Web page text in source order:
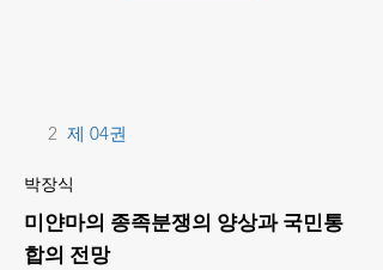
2 제 04권
박장식
미얀마의 종족분쟁의 양상과 국민통
합의 전망